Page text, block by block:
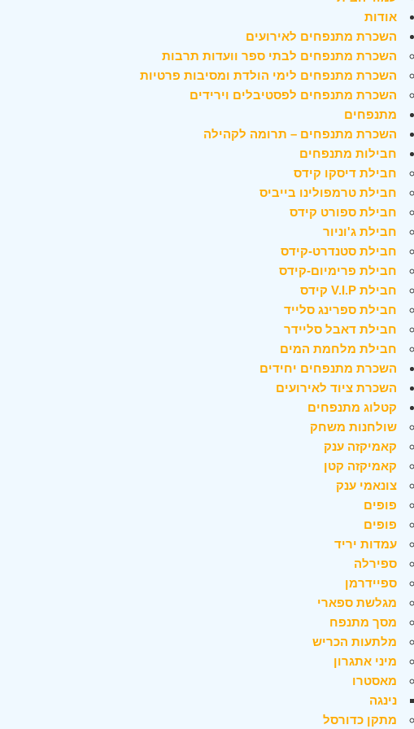
אודות
השכרת מתנפחים לאירועים
השכרת מתנפחים לבתי ספר וועדות תרבות
השכרת מתנפחים לימי הולדת ומסיבות פרטיות
השכרת מתנפחים לפסטיבלים וירידים
מתנפחים
השכרת מתנפחים – תרומה לקהילה
חבילות מתנפחים
חבילת דיסקו קידס
חבילת טרמפולינו בייביס
חבילת ספורט קידס
חבילת ג'וניור
חבילת סטנדרט-קידס
חבילת פרימיום-קידס
חבילת V.I.P קידס
חבילת ספרינג סלייד
חבילת דאבל סליידר
חבילת מלחמת המים
השכרת מתנפחים יחידים
השכרת ציוד לאירועים
קטלוג מתנפחים
שולחנות משחק
קאמיקזה ענק
קאמיקזה קטן
צונאמי ענק
פופים
פופים
עמדות יריד
ספירלה
ספיידרמן
מגלשת ספארי
מסך מתנפח
מלתעות הכריש
מיני אתגרון
מאסטרו
נינגה
מתקן כדורסל